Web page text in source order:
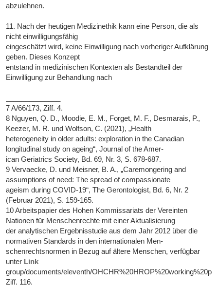
abzulehnen.
11. Nach der heutigen Medizinethik kann eine Person, die als
nicht einwilligungsfähig
eingeschätzt wird, keine Einwilligung nach vorheriger Aufklärung
geben. Dieses Konzept
entstand in medizinischen Kontexten als Bestandteil der
Einwilligung zur Behandlung nach
7 A/66/173, Ziff. 4.
8 Nguyen, Q. D., Moodie, E. M., Forget, M. F., Desmarais, P.,
Keezer, M. R. und Wolfson, C. (2021), „Health
heterogeneity in older adults: exploration in the Canadian
longitudinal study on ageing“, Journal of the Amer-
ican Geriatrics Society, Bd. 69, Nr. 3, S. 678-687.
9 Vervaecke, D. und Meisner, B. A., „Caremongering and
assumptions of need: The spread of compassionate
ageism during COVID-19“, The Gerontologist, Bd. 6, Nr. 2
(Februar 2021), S. 159-165.
10 Arbeitspapier des Hohen Kommissariats der Vereinten
Nationen für Menschenrechte mit einer Aktualisierung
der analytischen Ergebnisstudie aus dem Jahr 2012 über die
normativen Standards in den internationalen Men-
schenrechtsnormen in Bezug auf ältere Menschen, verfügbar
unter Link
group/documents/eleventh/
Ziff. 116.